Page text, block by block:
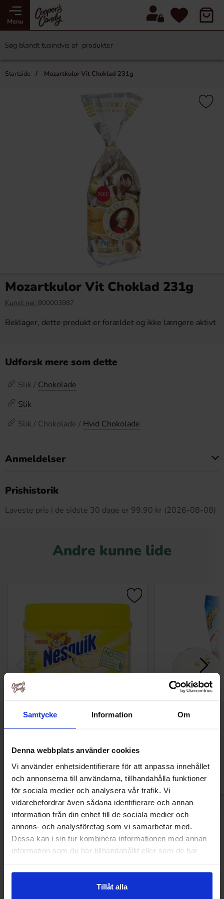
Samtycke Information Om
Denna webbplats använder cookies
Vi använder enhetsidentifierare för att anpassa innehållet
och annonserna till användarna, tillhandahålla funktioner
för sociala medier och analysera vår trafik. Vi
vidarebefordrar även sådana identifierare och annan
information från din enhet till de sociala medier och
annons- och analysföretag som vi samarbetar med.
Dessa kan i sin tur kombinera informationen med annan
information som du har tillhandahållit eller som de har
Tillåt alla
Menu
Startside Mozartkulor Vit Choklad 231g
Mozartkulor Vit Choklad 231g
Kunst nej: 800003987
Beklager, dette produkt er forældet og ikke længere aktivt
Udforsk mere som dette
Slik / Chokolade
Slik
Slik / Chokolade / Hvid Chokolade
Anmeldelser
Prishistorik
Laveste pris i de sidste 30 dage er 99.90 kr (2026-08-08)
Andre kunne lide
Nesquik Banana 300g Zed Mammouth
Sidst sete